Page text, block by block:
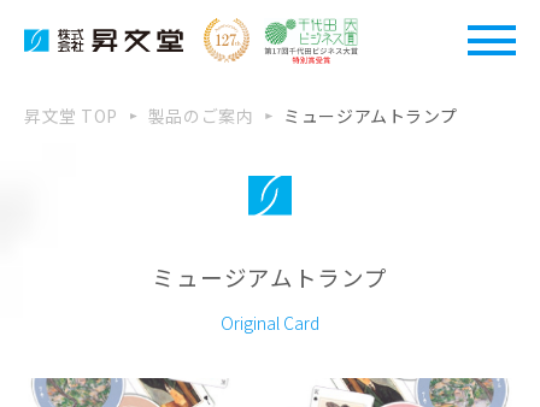
昇文堂 TOP 製品のご案内 ミュージアムトランプ
ミュージアムトランプ
Original Card